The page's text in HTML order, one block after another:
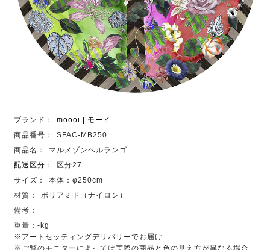
ブランド：
moooi | モーイ
商品番号：
SFAC-MB250
商品名：
マルメゾンベルランゴ
配送区分 ：
区分27
サイズ：
本体：φ250cm
材質：
ポリアミド（ナイロン）
備考：
重量：-kg
※アートセッティングデリバリーでお届け